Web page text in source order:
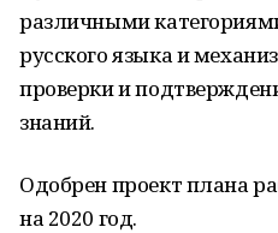
различными
русского языка и
проверки и
знаний.
Одобрен проект плана
на 2020 год.